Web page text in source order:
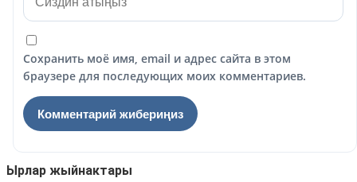
Сохранить моё имя, email и адрес сайта в этом
браузере для последующих моих комментариев.
Ырлар жыйнактары